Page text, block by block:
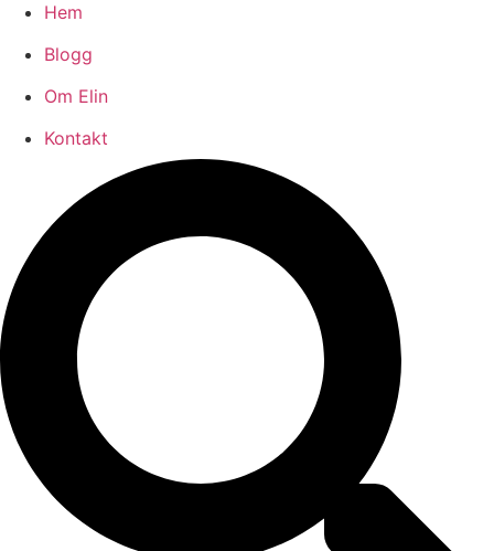
Hem
Blogg
Om Elin
Kontakt